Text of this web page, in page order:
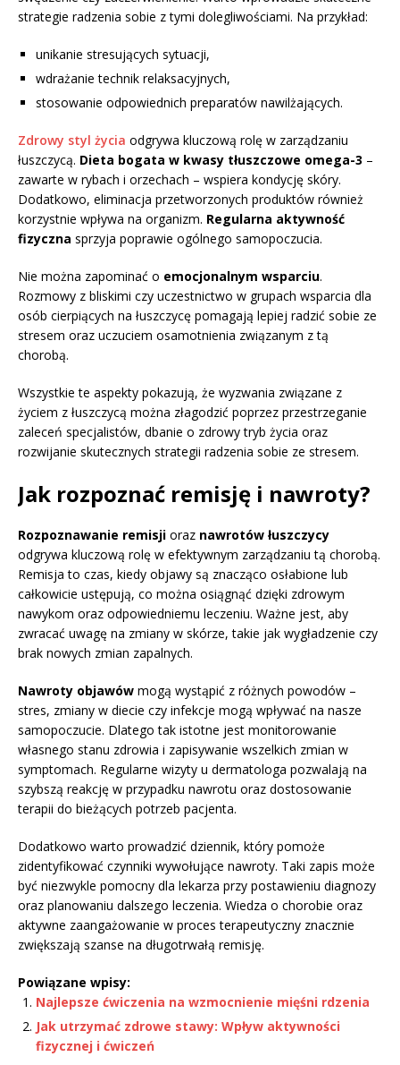
strategie radzenia sobie z tymi dolegliwościami. Na przykład:
unikanie stresujących sytuacji,
wdrażanie technik relaksacyjnych,
stosowanie odpowiednich preparatów nawilżających.
Zdrowy styl życia odgrywa kluczową rolę w zarządzaniu
łuszczycą. Dieta bogata w kwasy tłuszczowe omega-3 –
zawarte w rybach i orzechach – wspiera kondycję skóry.
Dodatkowo, eliminacja przetworzonych produktów również
korzystnie wpływa na organizm. Regularna aktywność
fizyczna sprzyja poprawie ogólnego samopoczucia.
Nie można zapominać o emocjonalnym wsparciu.
Rozmowy z bliskimi czy uczestnictwo w grupach wsparcia dla
osób cierpiących na łuszczycę pomagają lepiej radzić sobie ze
stresem oraz uczuciem osamotnienia związanym z tą
chorobą.
Wszystkie te aspekty pokazują, że wyzwania związane z
życiem z łuszczycą można złagodzić poprzez przestrzeganie
zaleceń specjalistów, dbanie o zdrowy tryb życia oraz
rozwijanie skutecznych strategii radzenia sobie ze stresem.
Jak rozpoznać remisję i nawroty?
Rozpoznawanie remisji oraz nawrotów łuszczycy
odgrywa kluczową rolę w efektywnym zarządzaniu tą chorobą.
Remisja to czas, kiedy objawy są znacząco osłabione lub
całkowicie ustępują, co można osiągnąć dzięki zdrowym
nawykom oraz odpowiedniemu leczeniu. Ważne jest, aby
zwracać uwagę na zmiany w skórze, takie jak wygładzenie czy
brak nowych zmian zapalnych.
Nawroty objawów mogą wystąpić z różnych powodów –
stres, zmiany w diecie czy infekcje mogą wpływać na nasze
samopoczucie. Dlatego tak istotne jest monitorowanie
własnego stanu zdrowia i zapisywanie wszelkich zmian w
symptomach. Regularne wizyty u dermatologa pozwalają na
szybszą reakcję w przypadku nawrotu oraz dostosowanie
terapii do bieżących potrzeb pacjenta.
Dodatkowo warto prowadzić dziennik, który pomoże
zidentyfikować czynniki wywołujące nawroty. Taki zapis może
być niezwykle pomocny dla lekarza przy postawieniu diagnozy
oraz planowaniu dalszego leczenia. Wiedza o chorobie oraz
aktywne zaangażowanie w proces terapeutyczny znacznie
zwiększają szanse na długotrwałą remisję.
Powiązane wpisy:
Najlepsze ćwiczenia na wzmocnienie mięśni rdzenia
Jak utrzymać zdrowe stawy: Wpływ aktywności
fizycznej i ćwiczeń